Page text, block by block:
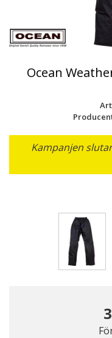
Ocean
Kampanjen